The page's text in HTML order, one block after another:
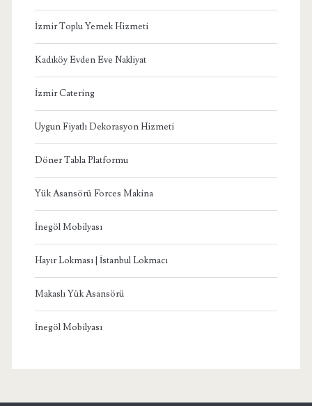
İzmir Toplu Yemek Hizmeti
Kadıköy Evden Eve Nakliyat
İzmir Catering
Uygun Fiyatlı Dekorasyon Hizmeti
Döner Tabla Platformu
Yük Asansörü Forces Makina
İnegöl Mobilyası
Hayır Lokması | İstanbul Lokmacı
Makaslı Yük Asansörü
İnegöl Mobilyası